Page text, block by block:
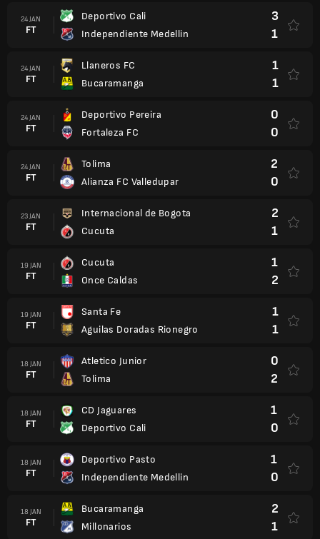
24 JAN
FT
Deportivo Cali
Independiente Medellin
3
1
24 JAN
FT
Llaneros FC
Bucaramanga
1
1
24 JAN
FT
Deportivo Pereira
Fortaleza FC
0
0
24 JAN
FT
Tolima
Alianza FC Valledupar
2
0
23 JAN
FT
Internacional de Bogota
Cucuta
2
1
19 JAN
FT
Cucuta
Once Caldas
1
2
19 JAN
FT
Santa Fe
Aguilas Doradas Rionegro
1
1
18 JAN
FT
Atletico Junior
Tolima
0
2
18 JAN
FT
CD Jaguares
Deportivo Cali
1
0
18 JAN
FT
Deportivo Pasto
Independiente Medellin
1
0
18 JAN
FT
Bucaramanga
Millonarios
2
1